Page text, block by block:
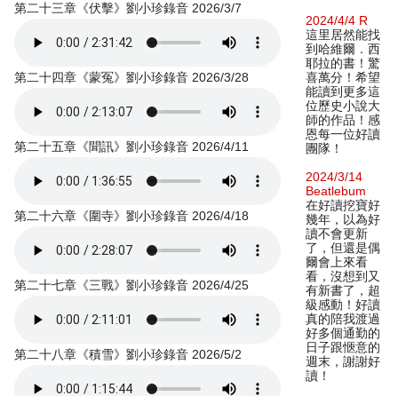
第二十三章《伏擊》劉小珍錄音 2026/3/7
第二十四章《蒙冤》劉小珍錄音 2026/3/28
第二十五章《聞訊》劉小珍錄音 2026/4/11
第二十六章《圍寺》劉小珍錄音 2026/4/18
第二十七章《三戰》劉小珍錄音 2026/4/25
第二十八章《積雪》劉小珍錄音 2026/5/2
2024/4/4 R
這里居然能找
到哈維爾．西
耶拉的書！驚
喜萬分！希望
能讀到更多這
位歷史小說大
師的作品！感
恩每一位好讀
團隊！
2024/3/14
Beatlebum
在好讀挖寶好
幾年，以為好
讀不會更新
了，但還是偶
爾會上來看
看，沒想到又
有新書了，超
級感動！好讀
真的陪我渡過
好多個通勤的
日子跟愜意的
週末，謝謝好
讀！